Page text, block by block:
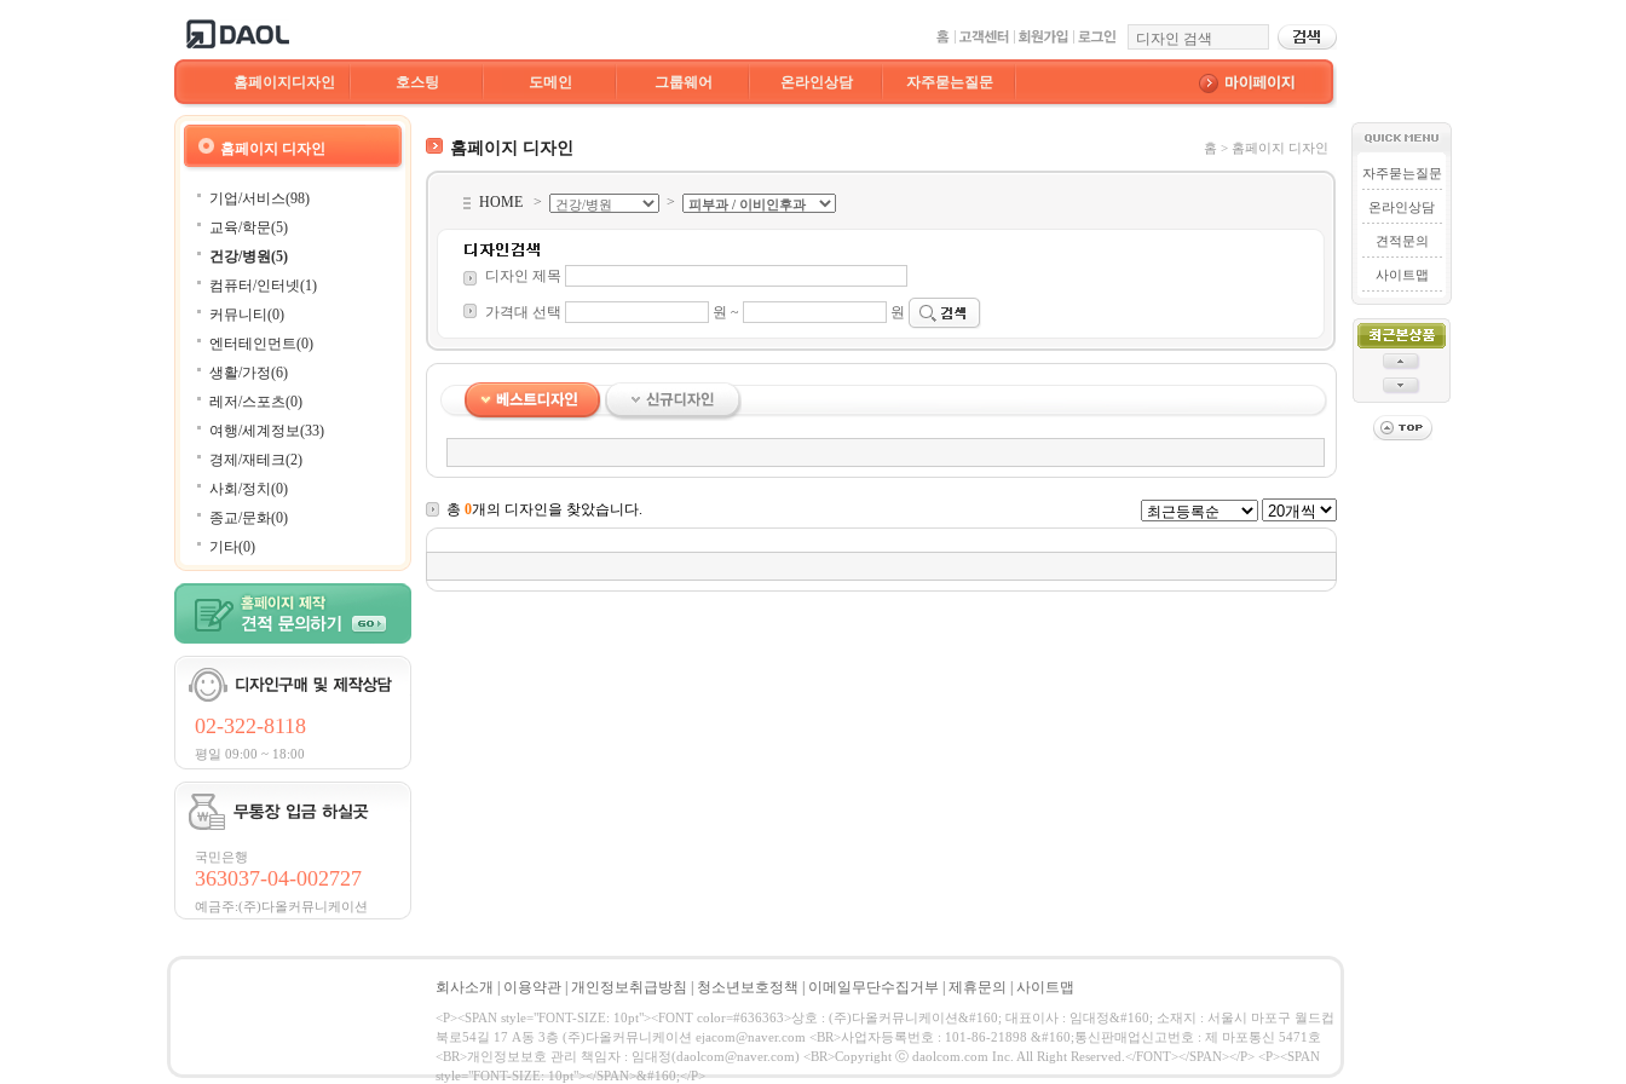
홈페이지디자인 호스팅 도메인 그룹웨어 온라인상담 자주묻는질문
홈페이지 디자인
기업/서비스(98)
교육/학문(5)
건강/병원(5)
컴퓨터/인터넷(1)
커뮤니티(0)
엔터테인먼트(0)
생활/가정(6)
레저/스포츠(0)
여행/세계정보(33)
경제/재테크(2)
사회/정치(0)
종교/문화(0)
기타(0)
02-322-8118
평일 09:00 ~ 18:00
국민은행
363037-04-002727
예금주:(주)다올커뮤니케이션
홈페이지 디자인 홈 > 홈페이지 디자인
HOME > >
디자인 제목
가격대 선택 원 ~ 원
총 0개의 디자인을 찾았습니다.
자주묻는질문
온라인상담
견적문의
사이트맵
회사소개 이용약관 개인정보취급방침 청소년보호정책 이메일무단수집거부 제휴문의 사이트맵
<P><SPAN style="FONT-SIZE: 10pt"><FONT color=#636363>상호 : (주)다올커뮤니케이션&#160; 대표이사 : 임대정&#160; 소재지 : 서울시 마포구 월드컵
북로54길 17 A동 3층 (주)다올커뮤니케이션 ejacom@naver.com <BR>사업자등록번호 : 101-86-21898 &#160;통신판매업신고번호 : 제 마포통신 5471호
<BR>개인정보보호 관리 책임자 : 임대정(daolcom@naver.com) <BR>Copyright ⓒ daolcom.com Inc. All Right Reserved.</FONT></SPAN></P> <P><SPAN
style="FONT-SIZE: 10pt"></SPAN>&#160;</P>